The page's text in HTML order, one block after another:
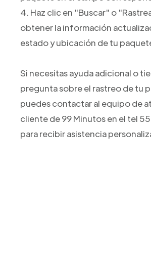
4. Haz clic en "Buscar" o
obtener la información
estado y ubicación de tu
Si necesitas ayuda adicional o
pregunta sobre el rastreo de tu
puedes contactar al equipo de
cliente de 99 Minutos en el tel
para recibir asistencia